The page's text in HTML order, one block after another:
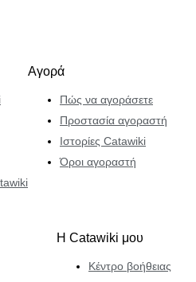
Αγορά
Πώς να αγοράσετε
Προστασία αγοραστή
Ιστορίες Catawiki
Όροι αγοραστή
Η Catawiki μου
Κέντρο βοήθειας